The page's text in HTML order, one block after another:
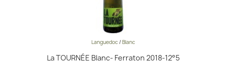
Languedoc/Blanc
La TOURNÉE Blanc- Ferraton 2018-12°5